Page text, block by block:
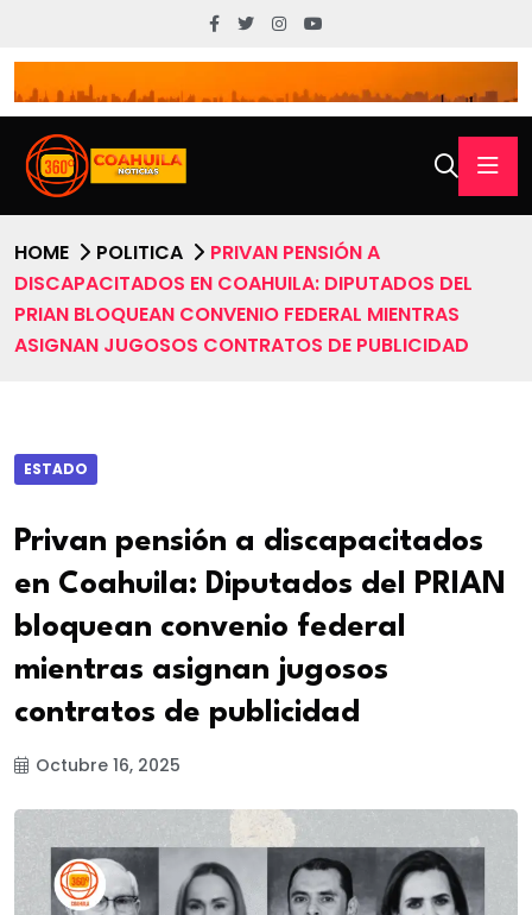
HOME POLITICA
PRIVAN PENSIÓN A
DISCAPACITADOS EN COAHUILA: DIPUTADOS DEL
PRIAN BLOQUEAN CONVENIO FEDERAL MIENTRAS
ASIGNAN JUGOSOS CONTRATOS DE PUBLICIDAD
ESTADO
Privan pensión a discapacitados
en Coahuila: Diputados del PRIAN
bloquean convenio federal
mientras asignan jugosos
contratos de publicidad
Octubre 16, 2025